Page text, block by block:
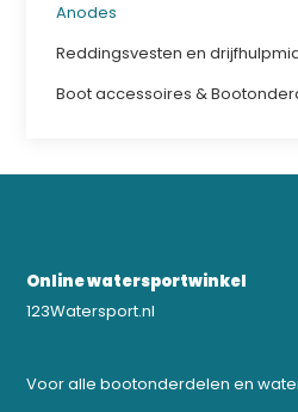
Anodes
Reddingsvesten en
Boot accessoires &
Online watersportwinkel
123Watersport.nl
Voor alle bootonderdelen en